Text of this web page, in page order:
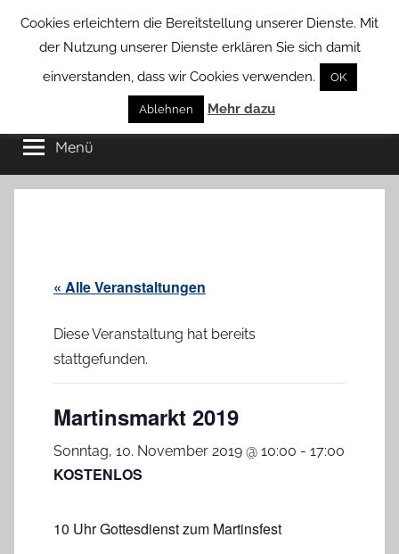
Borstel
von
Groß
Borstel
Menü
« Alle Veranstaltungen
Diese Veranstaltung hat bereits
stattgefunden.
Martinsmarkt 2019
Sonntag, 10. November 2019 @ 10:00 - 17:00
KOSTENLOS
10 Uhr Gottesdienst zum Martinsfest
Cookies erleichtern die Bereitstellung unserer Dienste. Mit
der Nutzung unserer Dienste erklären Sie sich damit
einverstanden, dass wir Cookies verwenden.
OK
Ablehnen Mehr dazu